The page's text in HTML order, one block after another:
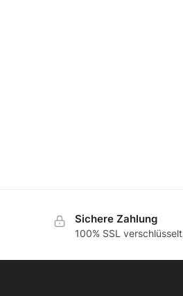
Sichere Zahlung
100% SSL verschlüsselt